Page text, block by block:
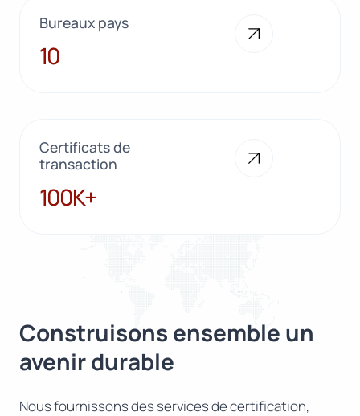
Bureaux pays
10
10
Certificats de
transaction
100K+
100K+
Construisons ensemble un
avenir durable
Nous fournissons des services de certification,